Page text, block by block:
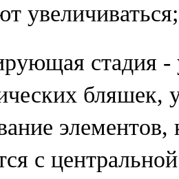
увеличиваться;
стадия
элементов,
с